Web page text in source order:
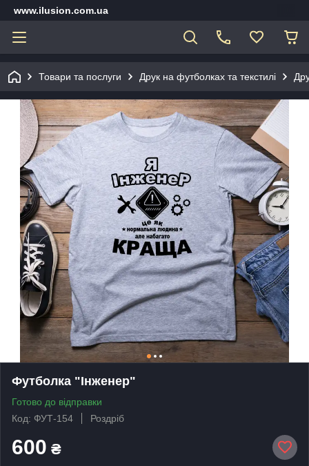
www.ilusion.com.ua
Товари та послуги Друк на футболках та текстилі
Футболка "Інженер"
Готово до відправки
Код: ФУТ-154
Роздріб
600 ₴